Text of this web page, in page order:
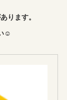
ります。
☺︎